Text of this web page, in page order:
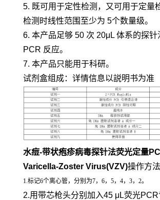
5. 既可用于定性检测，又可用于定量
检测时线性范围至少为 5个数量级。
6. 本产品足够 50 次 20μL 体系的探
PCR 反应。
7. 本产品只能用于科研。
试剂盒组成：详情信息以説明书为准
水痘-带状疱疹病毒探针法荧光定量
Varicella-Zoster Virus(VZV)操作方法
1.标记6个离心管，分别为7，6，5，4，3，2。
2.用带芯枪头分别加入45 μL荧光